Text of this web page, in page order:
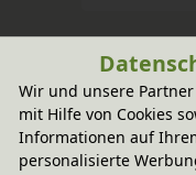
Wir und unsere
mit Hilfe von Cookies
Informationen auf
personalisierte